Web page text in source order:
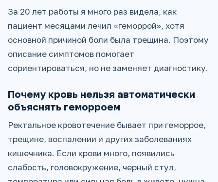
За 20 лет работы я много раз видела, как
пациент месяцами лечил «геморрой», хотя
основной причиной боли была трещина. Поэтому
описание симптомов помогает
сориентироваться, но не заменяет диагностику.
Почему кровь нельзя автоматически
объяснять геморроем
Ректальное кровотечение бывает при геморрое,
трещине, воспалении и других заболеваниях
кишечника. Если крови много, появились
слабость, головокружение, черный стул,